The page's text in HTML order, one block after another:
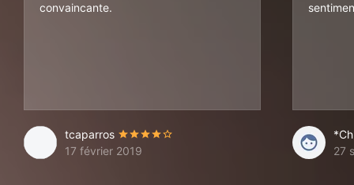
convaincante.
tcaparros
17 février 2019
27